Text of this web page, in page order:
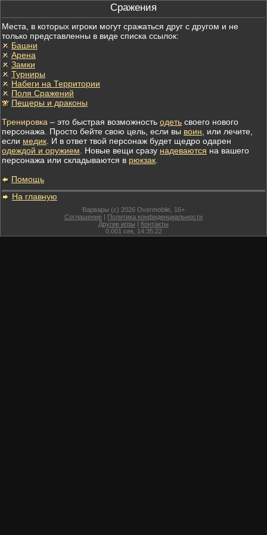
Сражения
Места, в которых игроки могут сражаться друг с другом и не
только представленны в виде списка ссылок:
Башни
Арена
Замки
Турниры
Набеги на Территории
Поля Сражений
Пещеры и драконы
Тренировка – это быстрая возможность одеть своего нового
персонажа. Просто бейте свою цель, если вы воин , или лечите,
если медик . И в ответ твой персонаж будет щедро одарен
одеждой и оружием . Новые вещи сразу надеваются на вашего
персонажа или складываются в рюкзак
Помощь
На главную
Варвары (c) 2026 Overmobile, 16+
Соглашение | Политика конфиденциальности
Другие игры | Контакты
0.001 сек, 14:35:22